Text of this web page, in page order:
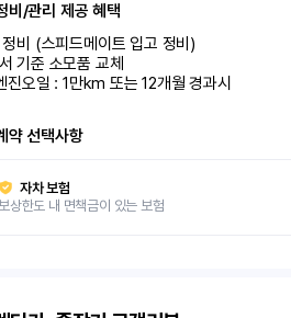
비/관리 제공 혜택
비 (스피드메이트 입고 정비)
기준 소모품 교체
진오일 : 1만km 또는 12개월 경과시
약 선택사항
자차 보험
상한도 내 면책금이 있는 보험